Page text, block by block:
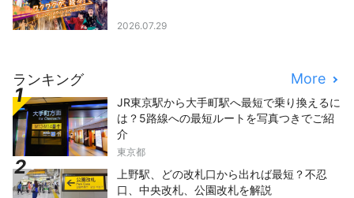
2026.07.29
ランキング More
JR東京駅から大手町駅へ最短で乗り換えるに
は？5路線への最短ルートを写真つきでご紹
介
東京都
上野駅、どの改札口から出れば最短？不忍
口、中央改札、公園改札を解説